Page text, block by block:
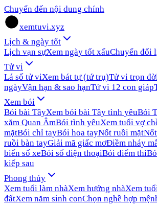
Chuyển đến nội dung chính
xemtuvi.xyz
Lịch & ngày tốt
Lịch vạn sựXem ngày tốt xấuChuyển đổi
Tử vi
Lá số tử viXem bát tự (tứ trụ)Tử vi trọn
ngàyVận hạn & sao hạnTử vi 12 con giáp
Xem bói
Bói bài TâyXem bói bài Tây tình yêuBói
xăm Quan ÂmBói tình yêuXem tuổi vợ
mặtBói chỉ tayBói hoa tayNốt ruồi mặt
ruồi bàn tayGiải mã giấc mơĐiềm nháy
biển số xeBói số điện thoạiBói điểm thi
kiếp sau
Phong thủy
Xem tuổi làm nhàXem hướng nhàXem
đấtXem năm sinh conChọn nghề hợp